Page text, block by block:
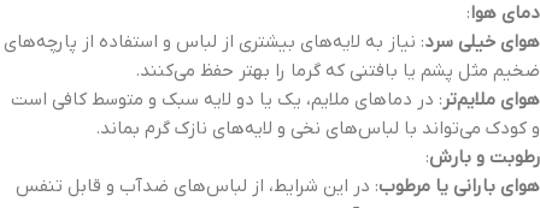
دمای هوا:
هوای خیلی سرد: نیاز به لایه‌های بیشتری از لباس و استفاده از پارچه‌های
ضخیم مثل پشم یا بافتنی که گرما را بهتر حفظ می‌کنند.
هوای ملایم‌تر : در دماهای ملایم، یک یا دو لایه سبک و متوسط کافی است
و کودک می‌تواند با لباس‌های نخی و لایه‌های نازک گرم بماند.
رطوبت و بارش:
هوای بارانی یا مرطوب: در این شرایط، از لباس‌های ضدآب و قابل تنفس